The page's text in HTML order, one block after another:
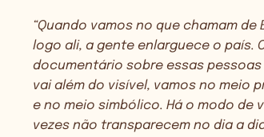
“Quando vamos no que chamam
logo ali, a gente enlarguece o país.
documentário sobre essas
vai além do visível, vamos no meio
e no meio simbólico. Há o modo de
vezes não transparecem no dia a